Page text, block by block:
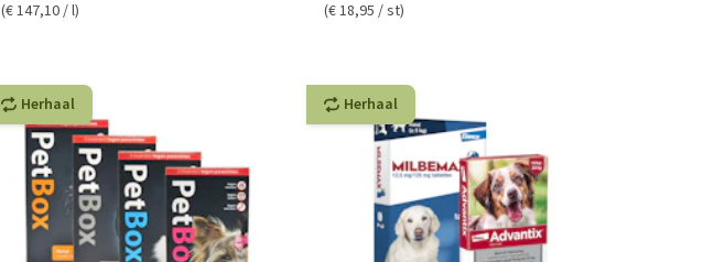
(€ 147,10 / l) (€ 18,95 / st)
Herhaal Herhaal